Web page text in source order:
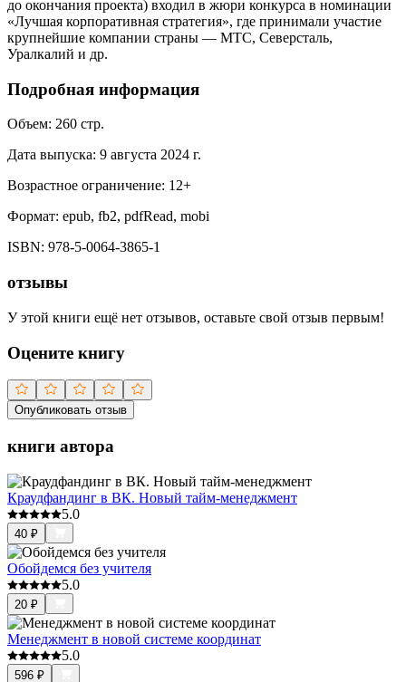
до окончания проекта) входил в жюри конкурса в номинации
«Лучшая корпоративная стратегия», где принимали участие
крупнейшие компании страны — МТС, Северсталь,
Уралкалий и др.
Подробная информация
Объем: 260 стр.
Дата выпуска: 9 августа 2024 г.
Возрастное ограничение: 12+
Формат: epub, fb2, pdfRead, mobi
ISBN: 978-5-0064-3865-1
отзывы
У этой книги ещё нет отзывов, оставьте свой отзыв первым!
Оцените книгу
Опубликовать отзыв
книги автора
Краудфандинг в ВК. Новый тайм-менеджмент
5.0
40 ₽
Обойдемся без учителя
5.0
20 ₽
Менеджмент в новой системе координат
5.0
596 ₽